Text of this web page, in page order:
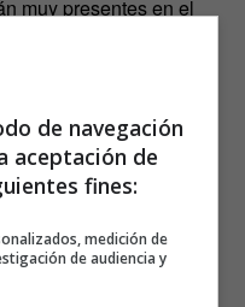
muy presentes en el
de
en la cibernética».
de navegación
aceptación de
fines:
medición de
de audiencia y